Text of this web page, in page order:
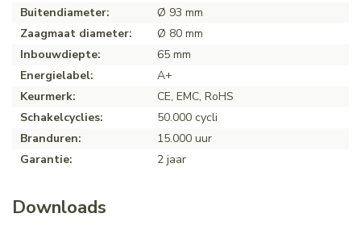
Buitendiameter:
Ø 93 mm
Zaagmaat diameter:
Ø 80 mm
Inbouwdiepte:
65 mm
Energielabel:
A+
Keurmerk:
CE, EMC, RoHS
Schakelcyclies:
50.000 cycli
Branduren:
15.000 uur
Garantie:
2 jaar
Downloads